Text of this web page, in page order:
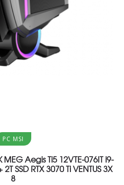
al carrello
PC MSI
Aegis Ti5 12VTE-076IT i9-
SSD RTX 3070 Ti VENTUS 3X
8